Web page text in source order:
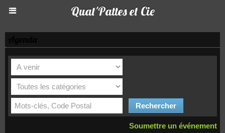
Quat'Pattes et Cie
Soumettre un événement